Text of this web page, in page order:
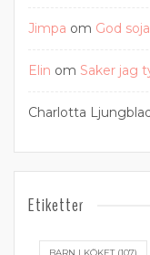
Jimpa om God
Elin om Saker jag
Charlotta
Etiketter